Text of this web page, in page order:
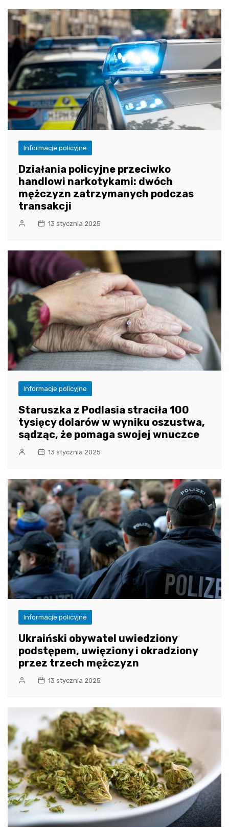
Informacje policyjne
Działania policyjne przeciwko
handlowi narkotykami: dwóch
mężczyzn zatrzymanych podczas
transakcji
13 stycznia 2025
Informacje policyjne
Staruszka z Podlasia straciła 100
tysięcy dolarów w wyniku oszustwa,
sądząc, że pomaga swojej wnuczce
13 stycznia 2025
Informacje policyjne
Ukraiński obywatel uwiedziony
podstępem, uwięziony i okradziony
przez trzech mężczyzn
13 stycznia 2025